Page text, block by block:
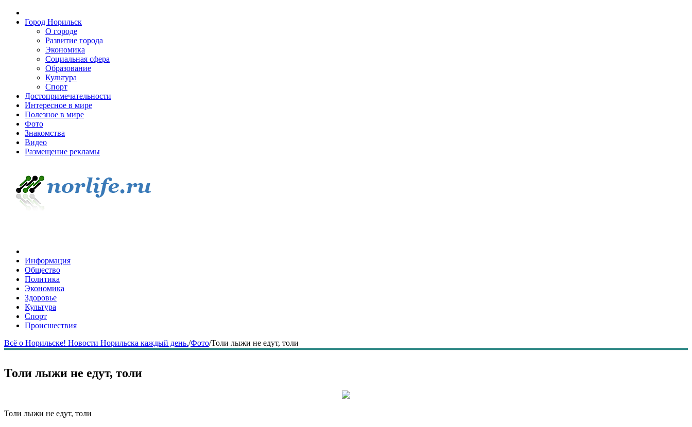
Город Норильск
О городе
Развитие города
Экономика
Социальная сфера
Образование
Культура
Спорт
Достопримечательности
Интересное в мире
Полезное в мире
Фото
Знакомства
Видео
Размещение рекламы
Информация
Общество
Политика
Экономика
Здоровье
Культура
Спорт
Происшествия
Всё о Норильске! Новости Норильска каждый день./Фото/Толи лыжи не едут, толи
Толи лыжи не едут, толи
Толи лыжи не едут, толи